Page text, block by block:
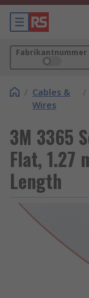
Fabrikantnummer
/ Cables &
Wires
/
3M 3365
Flat, 1.27
Length